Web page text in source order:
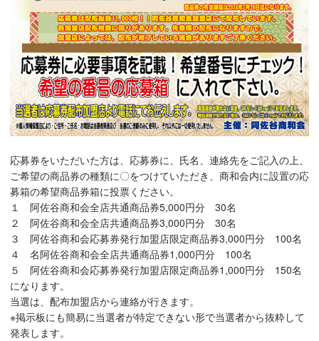
応募券をいただいた方は、応募券に、氏名、連絡先をご記入の上、
ご希望の商品券の種類に〇をつけていただき、商和会内に設置の応
募箱の希望商品券箱に投票ください。
１ 阿佐谷商和会全店共通商品券5,000円分 30名
２ 阿佐谷商和会全店共通商品券3,000円分 30名
３ 阿佐谷商和会応募券発行加盟店限定商品券3,000円分 100名
４ 名阿佐谷商和会全店共通商品券1,000円分 100名
５ 阿佐谷商和会応募券発行加盟店限定商品券1,000円分 150名
になります。
当選は、配布加盟店から連絡が行きます。
※掲示板にも簡易に当選者が特定できない形で当選者から抜粋して
発表します。